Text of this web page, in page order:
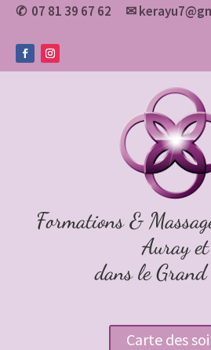
✆ 07 81 39 67 62 ✉
Formations &
Auray et
dans le Grand
Carte des